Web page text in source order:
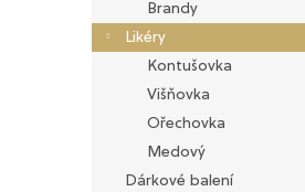
Brandy
Likéry
Kontušovka
Višňovka
Ořechovka
Medový
Dárkové balení